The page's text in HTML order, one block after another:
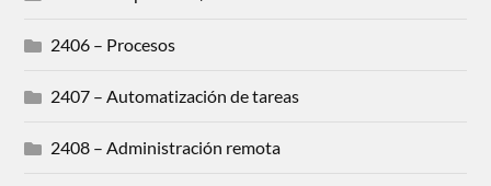
2406 – Procesos
2407 – Automatización de tareas
2408 – Administración remota